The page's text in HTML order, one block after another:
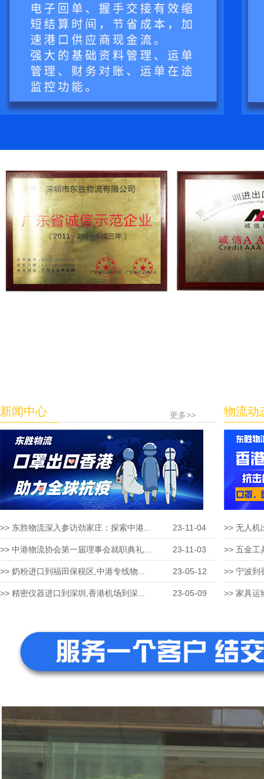
新闻中心 更多>>
>> 东胜物流深入参访劲家庄：探索中港... 23-11-04
>> 中港物流协会第一届理事会就职典礼... 23-11-03
>> 奶粉进口到福田保税区,中港专线物... 23-05-12
>> 精密仪器进口到深圳,香港机场到深... 23-05-09
物流动
>> 无人机
>> 五金工
>> 宁波到
>> 家具运